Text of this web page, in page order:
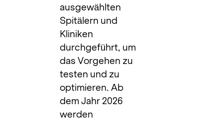
ausgewählten
Spitälern und
Kliniken
durchgeführt, um
das Vorgehen zu
testen und zu
optimieren. Ab
dem Jahr 2026
werden